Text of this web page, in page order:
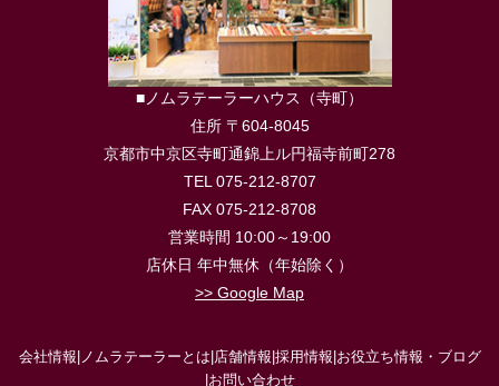
■ノムラテーラーハウス（寺町）
住所 〒604-8045
京都市中京区寺町通錦上ル円福寺前町278
TEL 075-212-8707
FAX 075-212-8708
営業時間 10:00～19:00
店休日 年中無休（年始除く）
>> Google Map
会社情報 ノムラテーラーとは 店舗情報 採用情報 お役立ち情報・ブログ
お問い合わせ